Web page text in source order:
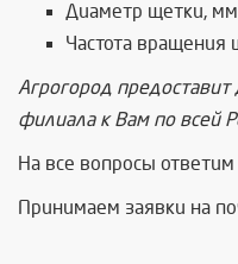
Диаметр щетки,
Частота
Агрогород
филиала к Вам по всей
На все вопросы
Принимаем заявки на